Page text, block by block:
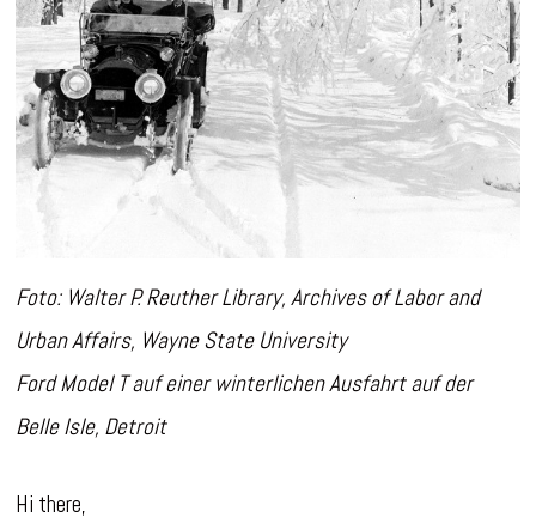
Foto: Walter P. Reuther Library, Archives of Labor and
Urban Affairs, Wayne State University
Ford Model T auf einer winterlichen Ausfahrt auf der
Belle Isle, Detroit
Hi there,